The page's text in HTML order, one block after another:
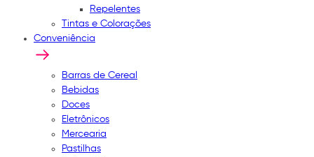
Repelentes
Tintas e Colorações
Conveniência
Barras de Cereal
Bebidas
Doces
Eletrônicos
Mercearia
Pastilhas